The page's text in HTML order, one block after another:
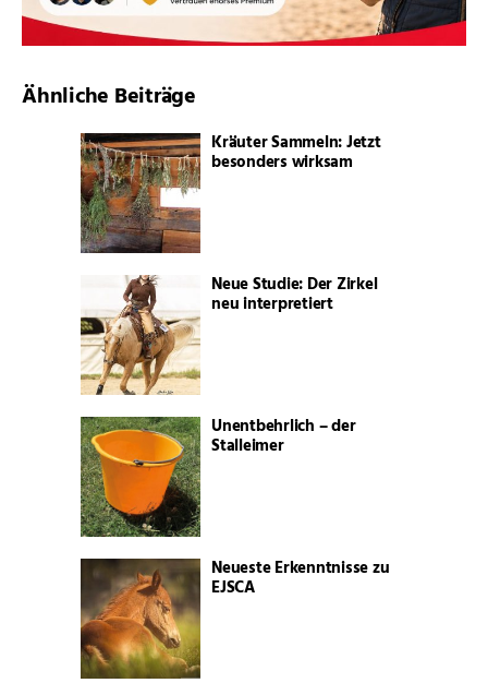
Ähnliche Beiträge
Kräuter Sammeln: Jetzt
besonders wirksam
Neue Studie: Der Zirkel
neu interpretiert
Unentbehrlich – der
Stalleimer
Neueste Erkenntnisse zu
EJSCA